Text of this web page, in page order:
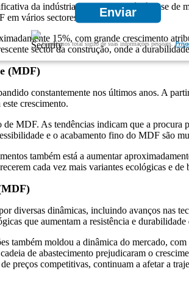
Enviar
Garantimos total sigilo de suas informações pessoais.
da indústria global de painéis à base
vários sectores.
15%, com grande crescimento
sector da construção, onde a
(MDF)
constantemente nos últimos anos. A
crescimento.
MDF. As tendências indicam que a
e o acabamento fino do MDF são
também está a aumentar
cada vez mais variantes ecológicas e de
diversas dinâmicas, incluindo avanços nas
que aumentam a resistência e
também moldou a dinâmica do mercado,
de abastecimento prejudicaram o
preços competitivas, continuam a afetar a